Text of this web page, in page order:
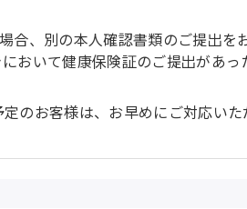
合、別の本人確認書類のご提出を
おいて健康保険証のご提出があ
のお客様は、お早めにご対応いた